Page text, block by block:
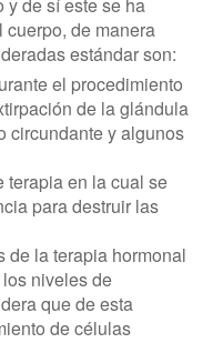
y de sí este se ha
de manera
estándar son:
el procedimiento
de la glándula
circundante y algunos
terapia en la cual se
para destruir las
de la terapia hormonal
niveles de
que de esta
de células